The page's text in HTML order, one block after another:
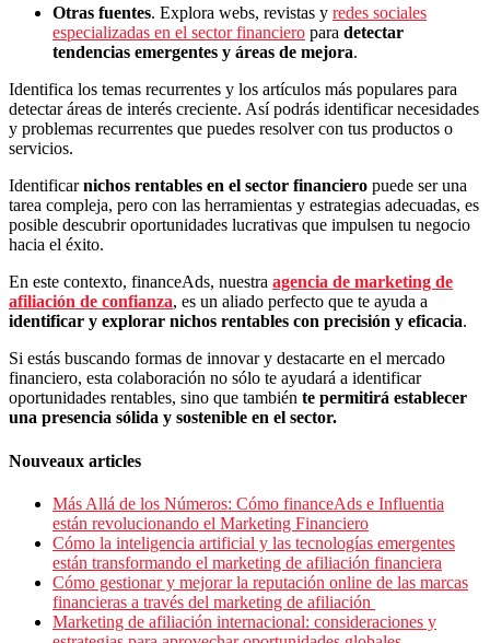
Otras fuentes. Explora webs, revistas y redes sociales
especializadas en el sector financiero para detectar
tendencias emergentes y áreas de mejora.
Identifica los temas recurrentes y los artículos más populares para
detectar áreas de interés creciente. Así podrás identificar necesidades
y problemas recurrentes que puedes resolver con tus productos o
servicios.
Identificarnichos rentables en el sector financiero puede ser una
tarea compleja, pero con las herramientas y estrategias adecuadas, es
posible descubrir oportunidades lucrativas que impulsen tu negocio
hacia el éxito.
En este contexto, financeAds, nuestra agencia de marketing de
afiliación de confianza, es un aliado perfecto que te ayuda a
identificar y explorar nichos rentables con precisión y eficacia.
Si estás buscando formas de innovar y destacarte en el mercado
financiero, esta colaboración no sólo te ayudará a identificar
oportunidades rentables, sino que también te permitirá establecer
una presencia sólida y sostenible en el sector.
Nouveaux articles
Más Allá de los Números: Cómo financeAds e Influentia
están revolucionando el Marketing Financiero
Cómo la inteligencia artificial y las tecnologías emergentes
están transformando el marketing de afiliación financiera
Cómo gestionar y mejorar la reputación online de las marcas
financieras a través del marketing de afiliación
Marketing de afiliación internacional: consideraciones y